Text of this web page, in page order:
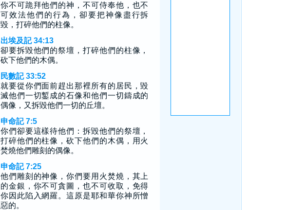
你不可跪拜他們的神，不可侍奉他，也不
可效法他們的行為，卻要把神像盡行拆
毀，打碎他們的柱像。
出埃及記 34:13
卻要拆毀他們的祭壇，打碎他們的柱像，
砍下他們的木偶。
民數記 33:52
就要從你們面前趕出那裡所有的居民，毀
滅他們一切鏨成的石像和他們一切鑄成的
偶像，又拆毀他們一切的丘壇。
申命記 7:5
你們卻要這樣待他們：拆毀他們的祭壇，
打碎他們的柱像，砍下他們的木偶，用火
焚燒他們雕刻的偶像。
申命記 7:25
他們雕刻的神像，你們要用火焚燒，其上
的金銀，你不可貪圖，也不可收取，免得
你因此陷入網羅。這原是耶和華你神所憎
惡的。